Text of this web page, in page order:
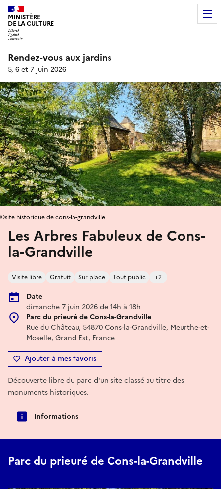
MINISTÈRE
DE LA CULTURE
Rendez-vous aux jardins
5, 6 et 7 juin 2026
Les Arbres Fabuleux de Cons-
la-Grandville
Visite libre Gratuit Sur place Tout public +2
Date
dimanche 7 juin 2026 de 14h à 18h
Parc du prieuré de Cons-la-Grandville
Rue du Château, 54870 Cons-la-Grandville, Meurthe-et-
Moselle, Grand Est, France
Ajouter à mes favoris
©site historique de cons-la-grandville
Découverte libre du parc d'un site classé au titre des
monuments historiques.
Informations
Parc du prieuré de Cons-la-Grandville